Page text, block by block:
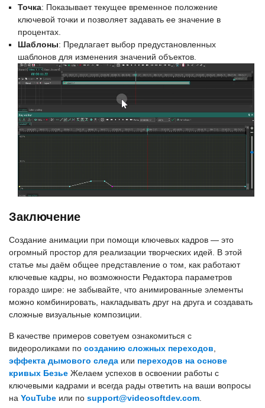
Точка: Показывает текущее временное положение
ключевой точки и позволяет задавать ее значение в
процентах.
Шаблоны: Предлагает выбор предустановленных
шаблонов для изменения значений объектов.
Заключение
Создание анимации при помощи ключевых кадров — это
огромный простор для реализации творческих идей. В этой
статье мы даём общее представление о том, как работают
ключевые кадры, но возможности Редактора параметров
гораздо шире: не забывайте, что анимированные элементы
можно комбинировать, накладывать друг на друга и создавать
сложные визуальные композиции.
В качестве примеров советуем ознакомиться с
видеороликами по созданию сложных переходов
эффекта дымового следа или переходов на основе
кривых Безье Желаем успехов в освоении работы с
ключевыми кадрами и всегда рады ответить на ваши вопросы
на YouTube или по support@videosoftdev.com